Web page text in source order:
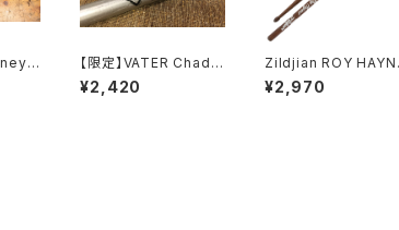
【限定】VATER Chad S
mith 30th Anniversa
ry Model Drum STIC
¥2,420
Zildjian ROY
S ARTIST SERIES D
RUMSTICK ドラムス
¥2,970